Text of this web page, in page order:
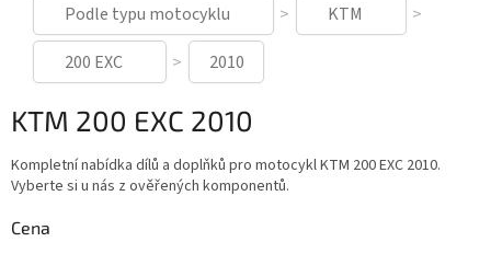
Podle typu motocyklu
KTM
200 EXC
2010
KTM 200 EXC 2010
Kompletní nabídka dílů a doplňků pro motocykl KTM 200 EXC 2010.
Vyberte si u nás z ověřených komponentů.
Cena